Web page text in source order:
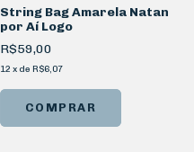
String Bag Amarela Natan
por Aí Logo
R$59,00
12 x de R$6,07